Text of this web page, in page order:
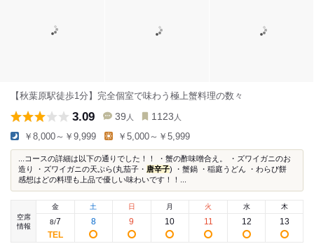
【秋葉原駅徒歩1分】完全個室で味わう極上蟹料理の数々
3.09 39 人 1123 人
￥8,000～￥9,999 ￥5,000～￥5,999
...コースの詳細は以下の通りでした！！ ・蟹の酢味噌合え。 ・ズワイガニのお
造り ・ズワイガニの天ぷら(丸茄子・ 唐辛子) ・蟹鍋 ・稲庭うどん ・わらび餅
感想はどの料理も上品で優しい味わいです！！...
空席
情報
金
8/7
土
8
日
9
月
10
火
11
水
12
木
13